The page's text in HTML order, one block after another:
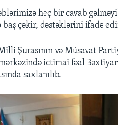
heç bir cavab
çəkir, dəstəklərini ifadə
Şurasının və Müsavat
ictimai fəal
saxlanılıb.